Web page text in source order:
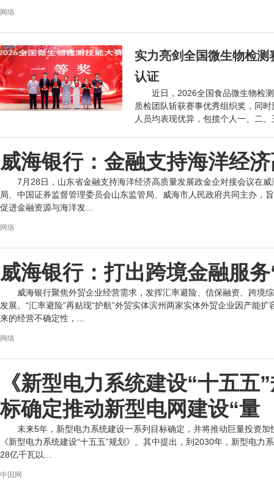
网络
实力亮剑全国微生物检
认证
近日，2026全国食品微生物检
质检团队斩获赛事优秀组织奖，同
人员均表现优异，包揽个人一、二
艾瑞网
威海银行：金融支持海洋经
7月28日，山东省金融支持海洋经济高质量发展政金企对接会议在
局、中国证券监督管理委员会山东监管局、威海市人民政府共同主办，
促进金融资源与海洋发...
网络
威海银行：打出跨境金融服
威海银行聚焦外贸企业经营需求，发挥汇率避险、信保融资、跨境
发展。“汇率避险”再贴现“护航”外贸实体滨州两家实体外贸企业因产能
来的经营不确定性，...
网络
《新型电力系统建设“十五五
标确定推动新型电网建设“量
未来5年，新型电力系统建设一系列目标确定，并将推动巨量投资
《新型电力系统建设“十五五”规划》。其中提出，到2030年，新型电
28亿千瓦以...
中国网